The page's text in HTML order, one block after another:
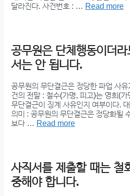
달라진다. 사건번호 : … Read more
공무원은 단체행동이더
서는 안 됩니다.
공무원의 무단결근은 정당한 파업 사
건의 전말 : 철수(가명, 피고)는 영희(
무단결근이 징계 사유인지 여부이다.
의미 : 공무원의 무단결근은 정당화될
보다 … Read more
사직서를 제출할 때는 철
중해야 합니다.